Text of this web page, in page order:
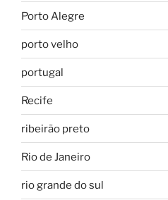
Porto Alegre
porto velho
portugal
Recife
ribeirão preto
Rio de Janeiro
rio grande do sul